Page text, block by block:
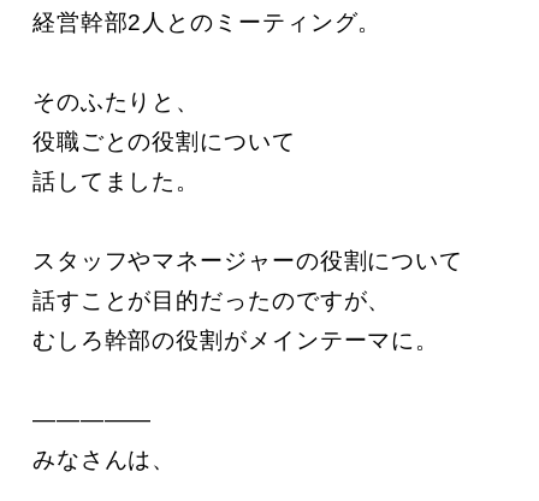
経営幹部2人とのミーティング。
そのふたりと、
役職ごとの役割について
話してました。
スタッフやマネージャーの役割について
話すことが目的だったのですが、
むしろ幹部の役割がメインテーマに。
—————
みなさんは、